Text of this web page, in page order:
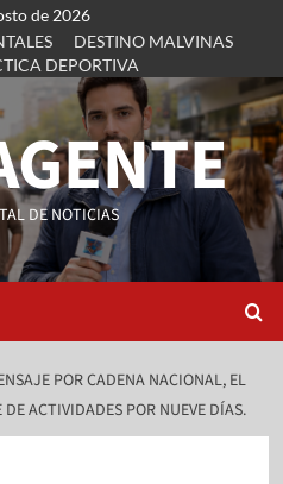
de 2026
DESTINO MALVINAS
DEPORTIVA
DE NOTICIAS
POR CADENA NACIONAL, EL
ACTIVIDADES POR NUEVE DÍAS.